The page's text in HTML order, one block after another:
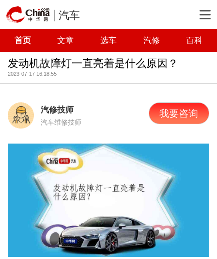
汽车
首页 文章 选车 汽修 百科
发动机故障灯一直亮着是什么原因？
2023-07-17 16:18:55
汽修技师
汽车维修技师
我要咨询